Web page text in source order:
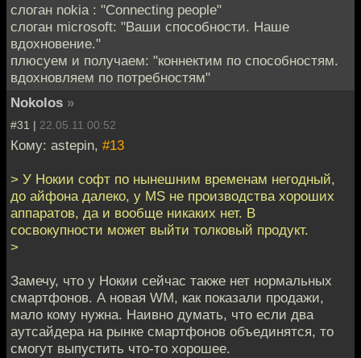
слоган nokia : "Connecting people"
слоган microsoft: "Ваши способности. Наше
вдохновение."
плюсуем и получаем: "коннектим по способностям.
вдохновляем по потребностям"
Nokolos »
#31 | 22.05.11 00:52
Кому: astepin, #13
> У Нокии софт по нынешним временам негодный,
до айфона далеко, у MS не производства хороших
аппаратов, да и вообще никаких нет. В
сосвокупности может выйти толковый продукт.
>
Замечу, что у Нокии сейчас также нет нормальных
смартфонов. А новая WM, как показали продажи,
мало кому нужна. Наивно думать, что если два
аутсайдера на рынке смартфонов объединятся, то
смогут выпустить что-то хорошее.